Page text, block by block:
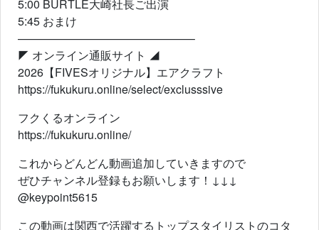
5:00 BURTLE大崎社長ご出演
5:45 おまけ
———————————————–
◤ オンライン通販サイト ◢
2026【FIVESオリジナル】エアクラフト
https://fukukuru.online/select/exclusssive
フクくるオンライン
https://fukukuru.online/
これからどんどん動画追加していきますので
ぜひチャンネル登録もお願いします！↓↓↓
@keypoint5615
この動画は関西で活躍するトップスタイリストのコタ